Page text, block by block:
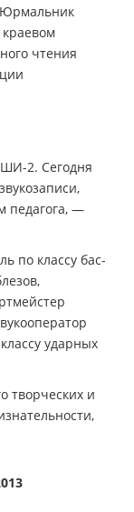
Юрмальник
чтения
2. Сегодня
педагога, —
по классу бас-
ударных
творческих и